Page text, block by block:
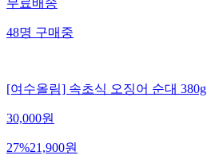
무료배송
48명구매중
[여수올림] 속초식 오징어 순대 380g
30,000원
27%21,900원